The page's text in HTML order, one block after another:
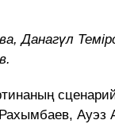
Данагүл
Ауэз